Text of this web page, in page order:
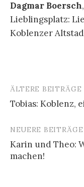
Dagmar Boersch
Lieblingsplatz:
Koblenzer
ÄLTERE BEITRÄGE
Tobias: Koblenz,
NEUERE BEITRÄGE
Karin und Theo:
machen!